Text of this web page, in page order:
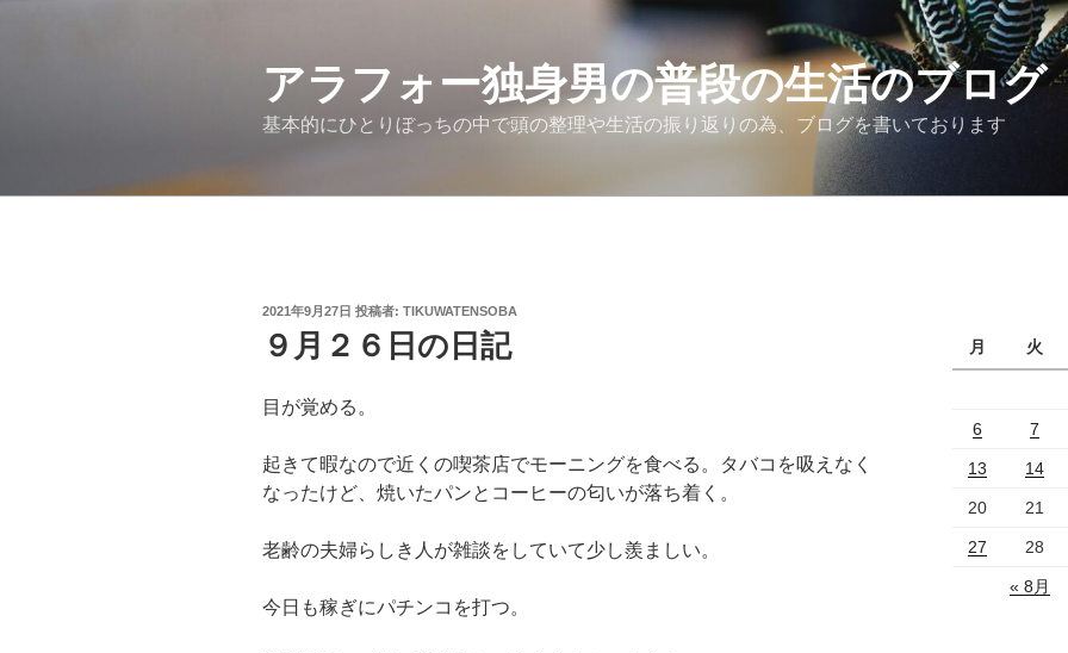
アラフォー独身男の普段の生活のブログ
基本的にひとりぼっちの中で頭の整理や生活の振り返りの為、ブログを書いております
投
日:
2021年9月27日 投稿者: TIKUWATENSOBA
９月２６日の日記
目が覚める。
起きて暇なので近くの喫茶店でモーニングを食べる。タバコを吸えなく
なったけど、焼いたパンとコーヒーの匂いが落ち着く。
老齢の夫婦らしき人が雑談をしていて少し羨ましい。
今日も稼ぎにパチンコを打つ。
月 火
6 7
13 14
20 21
27 28
« 8月